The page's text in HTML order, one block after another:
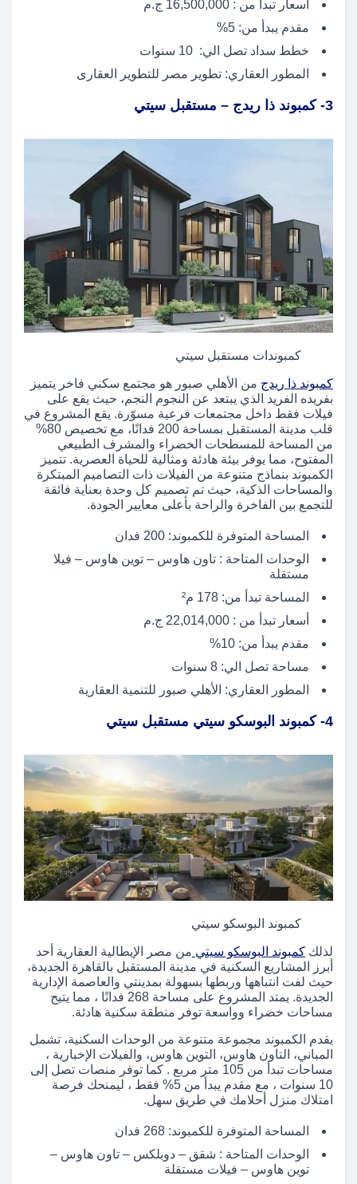
أسعار تبدأ من : 16,500,000 ج.م
مقدم يبدأ من: 5%
خطط سداد تصل الي: 10 سنوات
المطور العقاري: تطوير مصر للتطوير العقارى
3- كمبوند ذا ريدج – مستقبل سيتي
كمبوندات مستقبل سيتي
كمبوند ذا ريدج من الأهلي صبور هو مجتمع سكني فاخر يتميز
بفريده الفريد الذي يبتعد عن النجوم النجم، حيث يقع على
فيلات فقط داخل مجتمعات فرعية مسوّرة. يقع المشروع في
قلب مدينة المستقبل بمساحة 200 فدانًا، مع تخصيص 80%
من المساحة للمسطحات الخضراء والمشرف الطبيعي
المفتوح، مما يوفر بيئة هادئة ومثالية للحياة العصرية. تتميز
الكمبوند بنماذج متنوعة من الفيلات ذات التصاميم المبتكرة
والمساحات الذكية، حيث تم تصميم كل وحدة بعناية فائقة
للتجمع بين الفاخرة والراحة بأعلى معايير الجودة.
المساحة المتوفرة للكمبوند: 200 فدان
الوحدات المتاحة : تاون هاوس – توين هاوس – فيلا
مستقلة
المساحة تبدأ من: 178 م²
أسعار تبدأ من : 22,014,000 ج.م
مقدم يبدأ من: 10%
مساحة تصل الي: 8 سنوات
المطور العقاري: الأهلي صبور للتنمية العقارية
4- كمبوند البوسكو سيتي مستقبل سيتي
كمبوند البوسكو سيتي
لذلك كمبوند البوسكو سيتي من مصر الإيطالية العقارية أحد
أبرز المشاريع السكنية في مدينة المستقبل بالقاهرة الجديدة،
حيث لفت انتباهها وربطها بسهولة بمدينتي والعاصمة الإدارية
الجديدة. يمتد المشروع على مساحة 268 فدانًا ، مما يتيح
مساحات خضراء وواسعة توفر منطقة سكنية هادئة.
يقدم الكمبوند مجموعة متنوعة من الوحدات السكنية، تشمل
المباني، التاون هاوس، التوين هاوس، والفيلات الإخبارية ،
مساحات تبدأ من 105 متر مربع . كما توفر منصات تصل إلى
10 سنوات ، مع مقدم يبدأ من 5% فقط ، ليمنحك فرصة
امتلاك منزل أحلامك في طريق سهل.
المساحة المتوفرة للكمبوند: 268 فدان
الوحدات المتاحة : شقق – دوبلكس – تاون هاوس –
توين هاوس – فيلات مستقلة